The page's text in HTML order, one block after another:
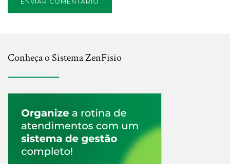
Conheça o Sistema ZenFisio